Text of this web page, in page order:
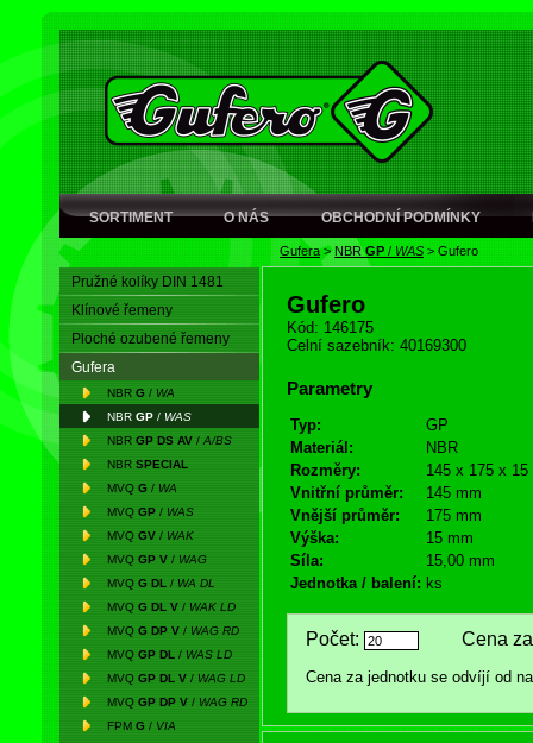
SORTIMENT O NÁS OBCHODNÍ PODMÍNKY
Gufera> NBRGP / WAS > Gufero
Pružné kolíky DIN 1481
Klínové řemeny
Ploché ozubené řemeny
Gufera
NBR G / WA
NBR GP / WAS
NBR GP DS AV / A/BS
NBR SPECIAL
MVQ G / WA
MVQ GP / WAS
MVQ GV / WAK
MVQ GP V / WAG
MVQ G DL / WA DL
MVQ G DL V / WAK LD
MVQ G DP V / WAG RD
MVQ GP DL / WAS LD
MVQ GP DL V / WAG LD
MVQ GP DP V / WAG RD
FPM G / VIA
Gufero
Kód: 146175
Celní sazebník: 40169300
Parametry
Typ:
GP
Materiál:
NBR
Rozměry:
145 x 175 x 15
Vnitřní průměr:
145 mm
Vnější průměr:
175 mm
Výška:
15 mm
Síla:
15,00 mm
Jednotka / balení: ks
Počet: Cena za
Cena za jednotku se odvíjí od